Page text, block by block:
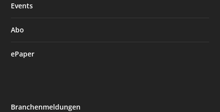
Events
Abo
ePaper
Branchenmeldungen